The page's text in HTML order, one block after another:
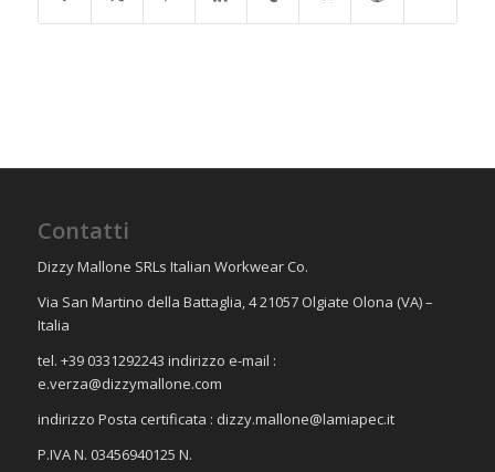
Contatti
Dizzy Mallone SRLs Italian Workwear Co.
Via San Martino della Battaglia, 4 21057 Olgiate Olona (VA) –
Italia
tel. +39 0331292243 indirizzo e-mail :
e.verza@dizzymallone.com
indirizzo Posta certificata : dizzy.mallone@lamiapec.it
P.IVA N. 03456940125 N.